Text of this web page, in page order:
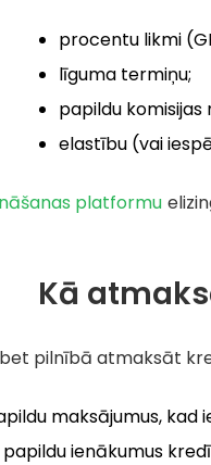
procentu likmi
līguma termiņu;
papildu komisijas
elastību (vai
platformu
Kā
pilnībā atmaksāt
maksājumus, kad
ienākumus